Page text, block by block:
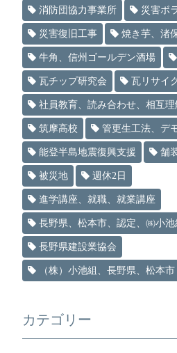
消防団協力事業所 災害ボ
災害復旧工事 焼き芋、渚
牛角、信州ゴールデン酒場
瓦チップ研究会 瓦リサイ
社員教育、読み合わせ、相互理
筑摩高校 管更生工法、デ
能登半島地震復興支援 舗
被災地 週休2日
進学講座、就職、就業講座
長野県、松本市、認定、㈱小池
長野県建設業協会
（株）小池組、長野県、松本市
カテゴリー